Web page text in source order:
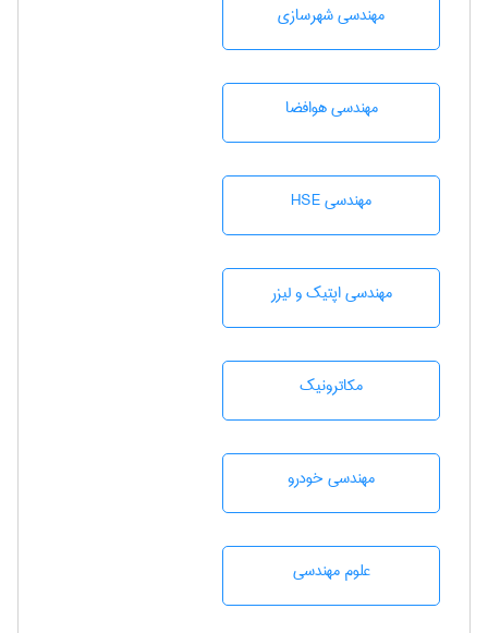
مهندسی شهرسازی
مهندسی هوافضا
مهندسی HSE
مهندسی اپتیک و لیزر
مکاترونیک
مهندسی خودرو
علوم مهندسی